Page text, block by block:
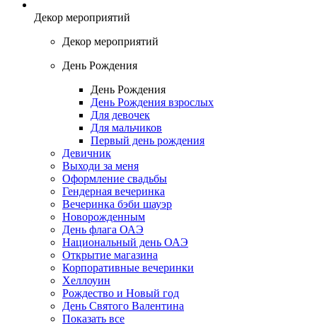
Декор мероприятий
Декор мероприятий
День Рождения
День Рождения
День Рождения взрослых
Для девочек
Для мальчиков
Первый день рождения
Девичник
Выходи за меня
Оформление свадьбы
Гендерная вечеринка
Вечеринка бэби шауэр
Новорожденным
День флага ОАЭ
Национальный день ОАЭ
Открытие магазина
Корпоративные вечеринки
Хеллоуин
Рождество и Новый год
День Святого Валентина
Показать все